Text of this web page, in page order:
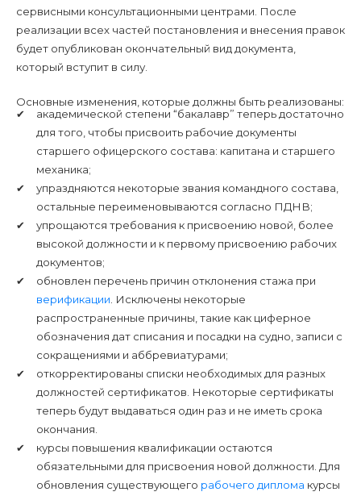
сервисными консультационными центрами. После
реализации всех частей постановления и внесения правок
будет опубликован окончательный вид документа,
который вступит в силу.
Основные изменения, которые должны быть реализованы:
академической степени “бакалавр” теперь достаточно
для того, чтобы присвоить рабочие документы
старшего офицерского состава: капитана и старшего
механика;
упраздняются некоторые звания командного состава,
остальные переименовываются согласно ПДНВ;
упрощаются требования к присвоению новой, более
высокой должности и к первому присвоению рабочих
документов;
обновлен перечень причин отклонения стажа при
верификации. Исключены некоторые
распространенные причины, такие как циферное
обозначения дат списания и посадки на судно, записи с
сокращениями и аббревиатурами;
откорректированы списки необходимых для разных
должностей сертификатов. Некоторые сертификаты
теперь будут выдаваться один раз и не иметь срока
окончания.
курсы повышения квалификации остаются
обязательными для присвоения новой должности. Для
обновления существующего рабочего диплома курсы